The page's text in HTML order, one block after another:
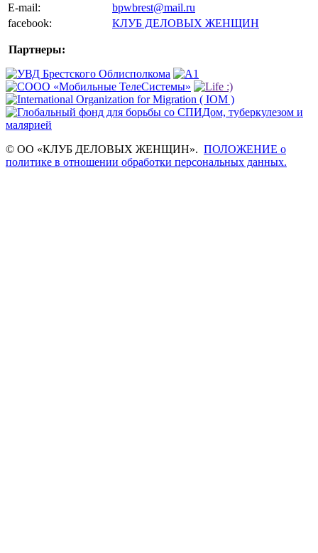
E-mail:
bpwbrest@mail.ru
facebook:
КЛУБ ДЕЛОВЫХ ЖЕНЩИН
Партнеры:
© ОО «КЛУБ ДЕЛОВЫХ ЖЕНЩИН». ПОЛОЖЕНИЕ о
политике в отношении обработки персональных данных.